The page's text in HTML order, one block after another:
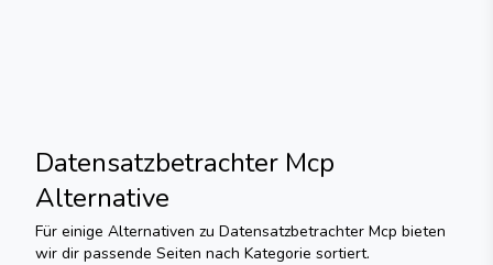
Datensatzbetrachter Mcp
Alternative
Für einige Alternativen zu Datensatzbetrachter Mcp bieten
wir dir passende Seiten nach Kategorie sortiert.